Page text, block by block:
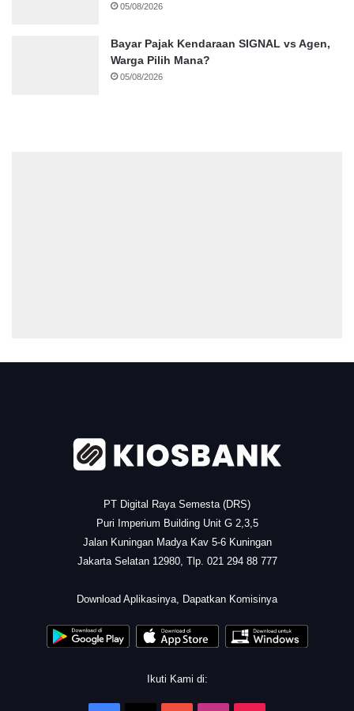
05/08/2026
Bayar Pajak Kendaraan SIGNAL vs Agen,
Warga Pilih Mana?
05/08/2026
PT Digital Raya Semesta (DRS)
Puri Imperium Building Unit G 2,3,5
Jalan Kuningan Madya Kav 5-6 Kuningan
Jakarta Selatan 12980, Tlp. 021 294 88 777
Download Aplikasinya, Dapatkan Komisinya
Ikuti Kami di: